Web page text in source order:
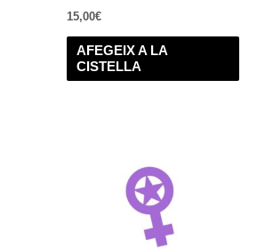
15,00€
AFEGEIX A LA
CISTELLA